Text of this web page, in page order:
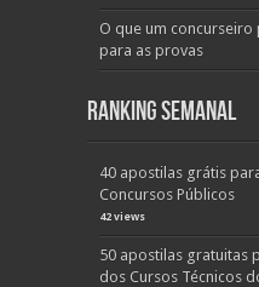
O que um
para as provas
Ranking Semanal
40 apostilas grátis
Concursos Públicos
42 views
50 apostilas gratuitas
dos Cursos Técnicos